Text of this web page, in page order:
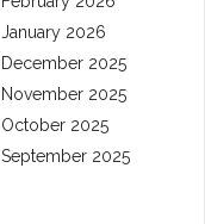
January 2026
December 2025
November 2025
October 2025
September 2025